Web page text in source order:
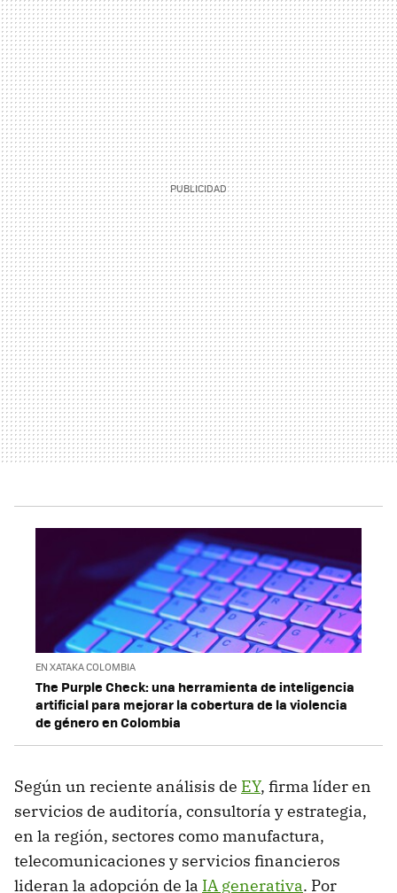
EN XATAKA COLOMBIA
The Purple Check: una herramienta de inteligencia
artificial para mejorar la cobertura de la violencia
de género en Colombia
Según un reciente análisis de EY, firma líder en
servicios de auditoría, consultoría y estrategia,
en la región, sectores como manufactura,
telecomunicaciones y servicios financieros
lideran la adopción de la IA generativa. Por